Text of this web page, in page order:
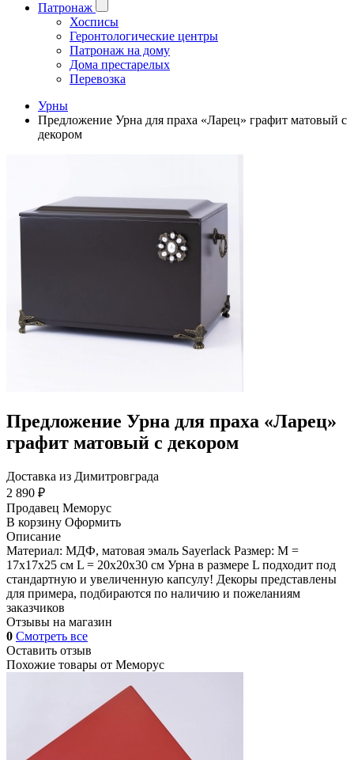
Патронаж
Хосписы
Геронтологические центры
Патронаж на дому
Дома престарелых
Перевозка
Урны
Предложение Урна для праха «Ларец» графит матовый с
декором
Предложение Урна для праха «Ларец»
графит матовый с декором
Доставка из Димитровграда
2 890 ₽
Продавец Меморус
В корзину Оформить
Описание
Материал: МДФ, матовая эмаль Sayerlack Размер: M =
17x17x25 см L = 20x20x30 см Урна в размере L подходит под
стандартную и увеличенную капсулу! Декоры представлены
для примера, подбираются по наличию и пожеланиям
заказчиков
Отзывы на магазин
0 Смотреть все
Оставить отзыв
Похожие товары от Меморус